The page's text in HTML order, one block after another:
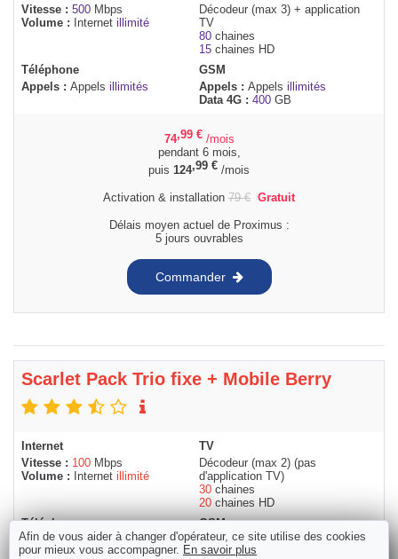
Vitesse : 500 Mbps
Volume :
Internet illimité
Décodeur (max 3) + application
TV
80 chaines
15 chaines HD
Téléphone
Appels : Appels illimités
GSM
Appels : Appels illimités
Data 4G : 400 GB
74,99 € /mois
pendant 6 mois,
puis 124,99 € /mois
Activation & installation 79€ Gratuit
Délais moyen actuel de Proximus :
5 jours ouvrables
Commander
Scarlet Pack Trio fixe + Mobile Berry
Internet
Vitesse : 100 Mbps
Volume :
Internet illimité
TV
Décodeur (max 2) (pas
d'application TV)
30 chaines
20 chaines HD
Téléphone
Appels :illimitésoir & week-end
GSM
Appels : 300 min
Data 4G :10
Afin de vous aider à changer d'opérateur, ce site utilise des cookies
pour mieux vous accompagner. En savoir plus